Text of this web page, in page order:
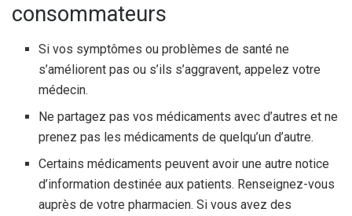
consommateurs
Si vos symptômes ou problèmes de santé ne
s’améliorent pas ou s’ils s’aggravent, appelez votre
médecin.
Ne partagez pas vos médicaments avec d’autres et ne
prenez pas les médicaments de quelqu’un d’autre.
Certains médicaments peuvent avoir une autre notice
d’information destinée aux patients. Renseignez-vous
auprès de votre pharmacien. Si vous avez des